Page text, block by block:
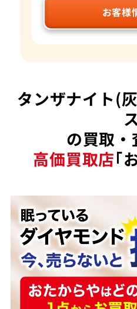
お客様
タンザナイト(
の買取・
高価買取店｢